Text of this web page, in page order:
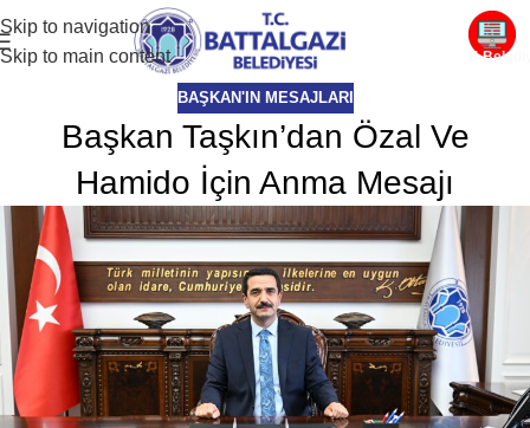
Skip to navigation
Skip to main content
E-
BAŞKAN'IN MESAJLARI
Başkan Taşkın’dan Özal Ve
Hamido İçin Anma Mesajı